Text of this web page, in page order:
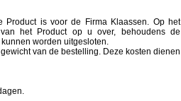
Product is voor de Firma Klaassen. Op het
het Product op u over, behoudens de
worden uitgesloten.
van de bestelling. Deze kosten dienen